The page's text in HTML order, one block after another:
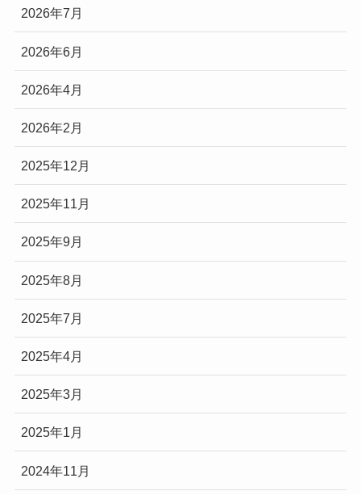
2026年7月
2026年6月
2026年4月
2026年2月
2025年12月
2025年11月
2025年9月
2025年8月
2025年7月
2025年4月
2025年3月
2025年1月
2024年11月